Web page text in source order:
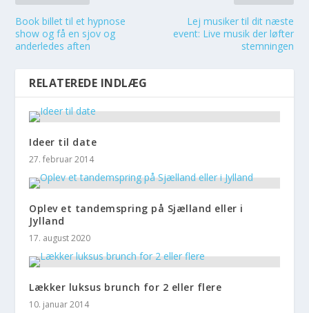
Book billet til et hypnose
show og få en sjov og
anderledes aften
Lej musiker til dit næste
event: Live musik der løfter
stemningen
RELATEREDE INDLÆG
Ideer til date
27. februar 2014
Oplev et tandemspring på Sjælland eller i
Jylland
17. august 2020
Lækker luksus brunch for 2 eller flere
10. januar 2014